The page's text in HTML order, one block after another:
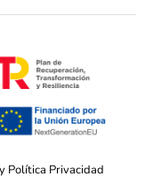
Política Privacidad